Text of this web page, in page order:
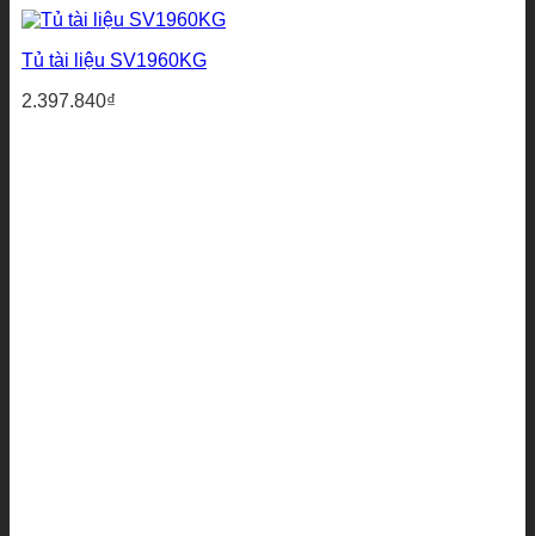
Tủ tài liệu SV1960KG
2.397.840₫